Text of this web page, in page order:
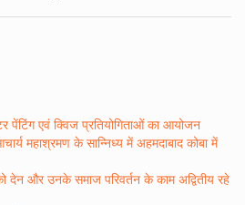
पेंटिंग एवं क्विज प्रतियोगिताओं का आयोजन
महाश्रमण के सान्निध्य में अहमदाबाद कोबा में
देन और उनके समाज परिवर्तन के काम अद्वितीय रहे